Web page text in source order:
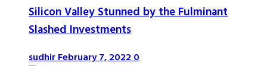
Silicon Valley Stunned by the Fulminant
Slashed Investments
sudhirFebruary 7, 20220